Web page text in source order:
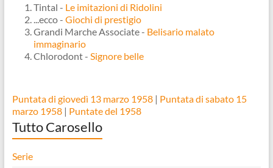
Tintal - Le imitazioni di Ridolini
...ecco - Giochi di prestigio
Grandi Marche Associate - Belisario malato
immaginario
Chlorodont - Signore belle
Puntata di giovedì 13 marzo 1958| Puntata di sabato 15
marzo 1958| Puntate del 1958
Tutto Carosello
Serie